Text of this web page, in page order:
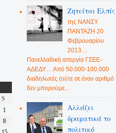
S
1
8
Ζητείται Ελπίς
της ΝΑΝΣΥ
ΠΑΝΤΑΖΗ 20
Φεβρουαρίου
2013…
Πανελλαδική απεργία ΓΣΕΕ-
ΑΔΕΔΥ… Από 50.000-100.000
διαδηλωτές (ούτε σε έναν αριθμό
δεν μπορούμε...
Αλλάζει
δραματικά το
πολιτικό